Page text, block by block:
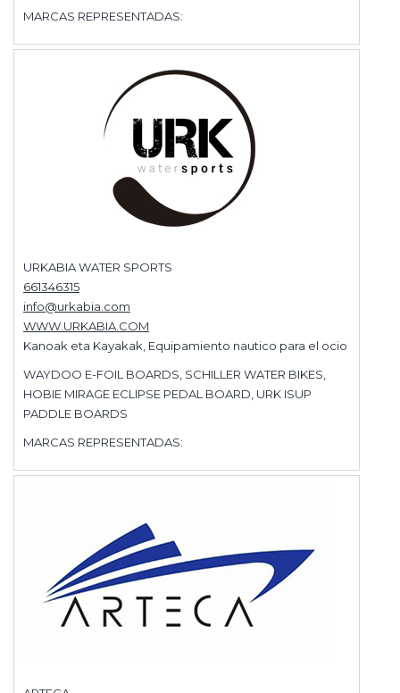
MARCAS REPRESENTADAS:
URKABIA WATER SPORTS
661346315
info@urkabia.com
WWW.URKABIA.COM
Kanoak eta Kayakak, Equipamiento nautico para el ocio
WAYDOO E-FOIL BOARDS, SCHILLER WATER BIKES,
HOBIE MIRAGE ECLIPSE PEDAL BOARD, URK ISUP
PADDLE BOARDS
MARCAS REPRESENTADAS: